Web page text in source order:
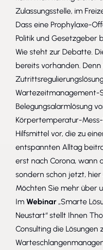
Zulassungsstelle, im
Dass eine Prophylaxe-
Politik und Gesetzgeber
Wie steht zur Debatte.
bereits vorhanden.
Wartezeitmanagement-
Belegungsalarmlösung
Körpertemperatur-Mess-
Hilfsmittel vor, die zu
entspannten Alltag
erst nach Corona, wann
sondern schon jetzt, hier
Möchten Sie mehr über
Im Webinar „Smarte
Neustart“ stellt Ihnen
Consulting die Lösungen